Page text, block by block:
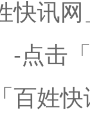
快讯网
-点击
百姓